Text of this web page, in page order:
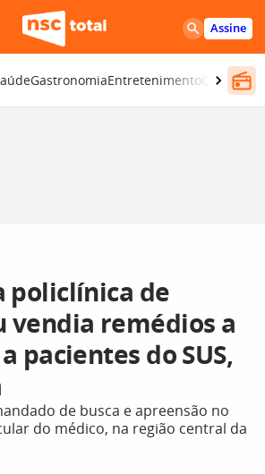
Assine
GastronomiaEntretenimentoCBN
policlínica de
vendia remédios a
pacientes do SUS,
de busca e apreensão no
do médico, na região central da